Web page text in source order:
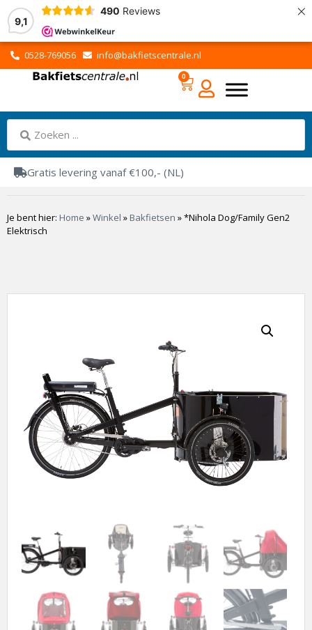
9,1
490 Reviews ×
0528-769056 info@bakfietscentrale.nl
0
Gratis levering vanaf €100,- (NL)
Je bent hier: Home »Winkel » Bakfietsen »*Nihola Dog/Family Gen2
Elektrisch